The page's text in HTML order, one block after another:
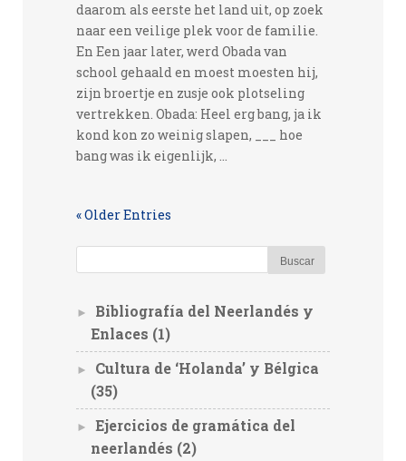
daarom als eerste het land uit, op zoek
naar een veilige plek voor de familie.
En Een jaar later, werd Obada van
school gehaald en moest moesten hij,
zijn broertje en zusje ook plotseling
vertrekken. Obada: Heel erg bang, ja ik
kond kon zo weinig slapen, ___ hoe
bang was ik eigenlijk, ...
« Older Entries
►
Bibliografía del Neerlandés y
Enlaces (1)
►
Cultura de ‘Holanda’ y Bélgica
(35)
►
Ejercicios de gramática del
neerlandés (2)